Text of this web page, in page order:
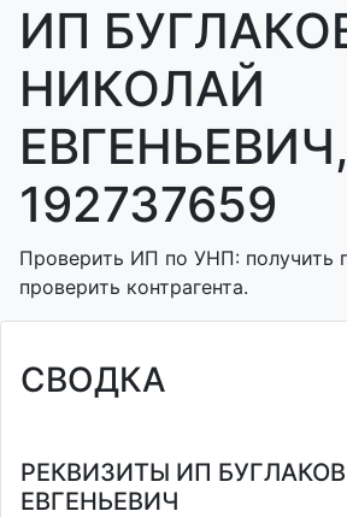
ИП
НИКОЛАЙ
192737659
Проверить ИП по УНП: получить
проверить контрагента.
СВОДКА
РЕКВИЗИТЫ ИП
ЕВГЕНЬЕВИЧ